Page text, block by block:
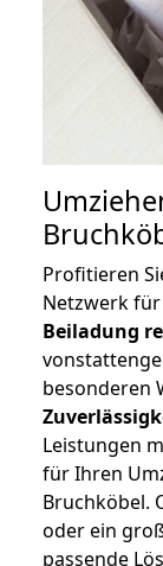
Profitieren
Netzwerk
Beiladung
besonderen
Leistungen
für Ihren
Bruchköbel.
oder ein
passende